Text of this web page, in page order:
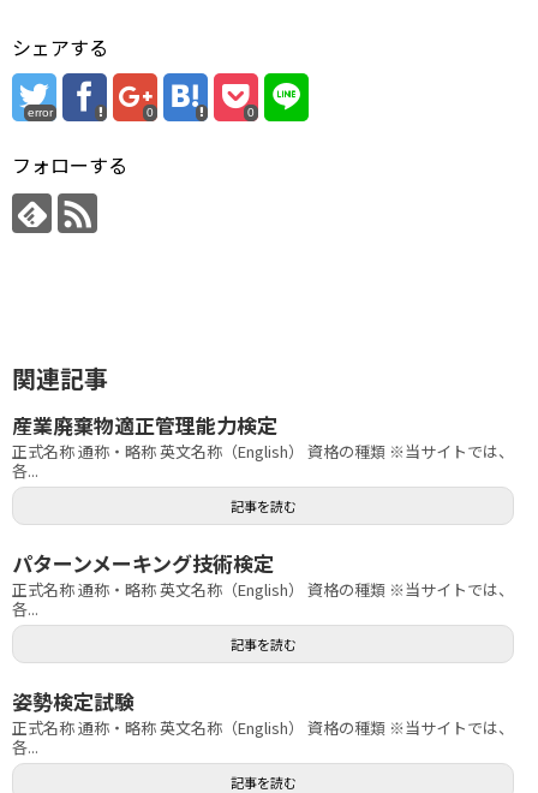
シェアする
error 0 0
フォローする
関連記事
産業廃棄物適正管理能力検定
正式名称 通称・略称 英文名称（English） 資格の種類 ※当サイトでは、
各...
記事を読む
パターンメーキング技術検定
正式名称 通称・略称 英文名称（English） 資格の種類 ※当サイトでは、
各...
記事を読む
姿勢検定試験
正式名称 通称・略称 英文名称（English） 資格の種類 ※当サイトでは、
各...
記事を読む